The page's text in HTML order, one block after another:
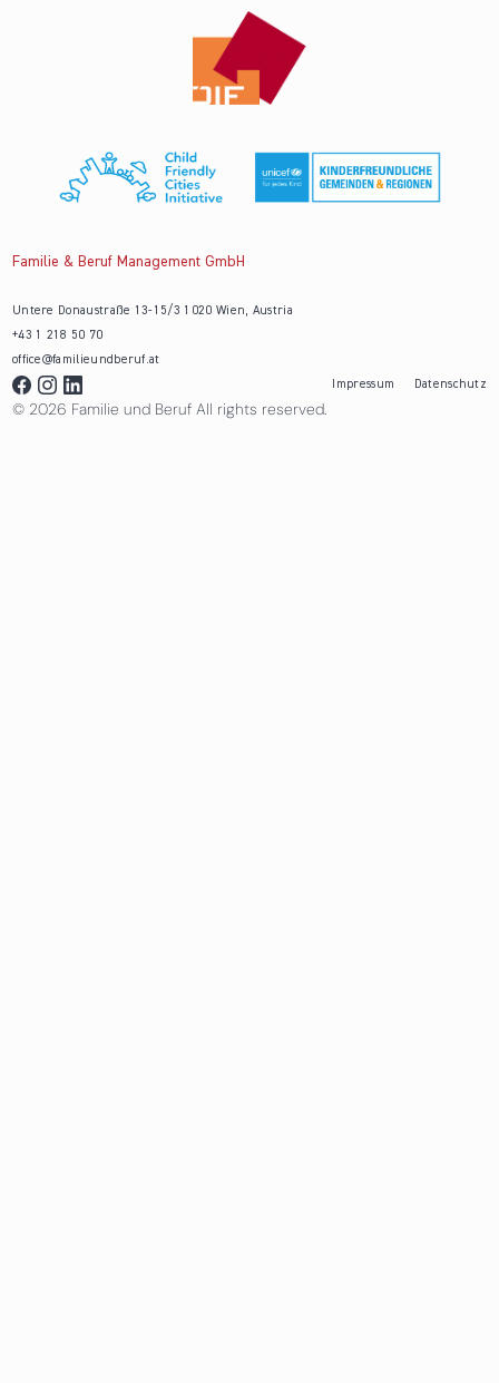
Familie & Beruf Management GmbH
Untere Donaustraße 13-15/3 1020 Wien, Austria
+43 1 218 50 70
office@familieundberuf.at
Impressum
Datenschutz
© 2026 Familie und Beruf All rights reserved.